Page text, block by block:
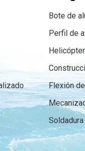
Bote de
Perfil de
Flexión